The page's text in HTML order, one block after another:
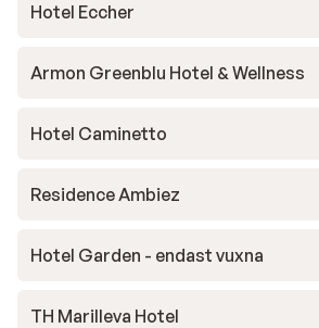
Hotel Eccher
Armon Greenblu Hotel & Wellness
Hotel Caminetto
Residence Ambiez
Hotel Garden - endast vuxna
TH Marilleva Hotel